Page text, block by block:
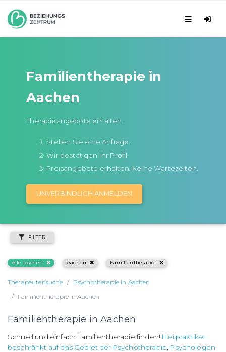
Familientherapie in
Aachen
Therapieangebote erhalten.
Stellen Sie eine Anfrage.
Wir bestätigen Ihr Profil.
Preisangebote erhalten. Keine Wartezeiten.
UNVERBINDLICH ANMELDEN
FILTER
Alle löschen Aachen Familientherapie
Therapeutensuche
Psychotherapie in Aachen
Familientherapie in Aachen
Familientherapie in Aachen
Schnell und einfach Familientherapie finden! Heilpraktiker
beschränkt auf das Gebiet der Psychotherapie Psychologen